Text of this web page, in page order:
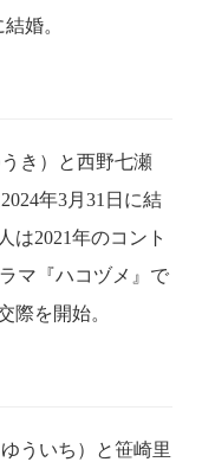
婚。
き）と西野七瀬
年3月31日に結
は2021年のコント
マ『ハコヅメ』で
際を開始。
ういち）と笹崎里